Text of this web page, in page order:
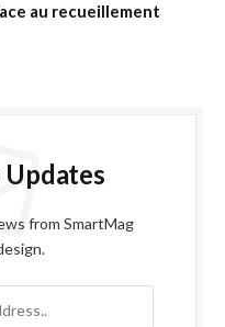
au recueillement
from SmartMag